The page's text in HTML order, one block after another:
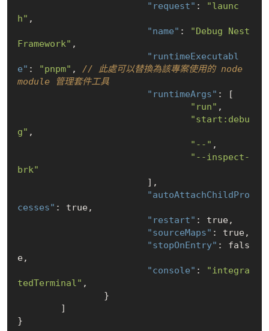
"request" :
"launc
h" ,
"name" :
"Debug Nest
Framework" ,
"runtimeExecutabl
e" : "pnpm" , // 此處可以替換為該專案使用的 node
module 管理套件工具
"runtimeArgs" : [
"run" ,
"start:debu
g" ,
"--" ,
"--inspect-
brk"
"autoAttachChildPro
cesses" : true,
"restart" : true,
"sourceMaps" : true,
"stopOnEntry" : fals
e,
"console" :
"integra
tedTerminal" ,